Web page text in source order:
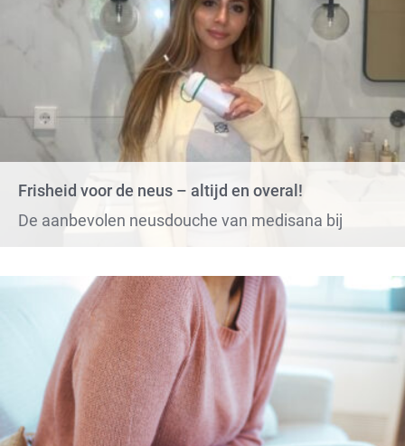
Frisheid voor de neus – altijd en overal!
De aanbevolen neusdouche van medisana bij
verkoudheid en allergieën!